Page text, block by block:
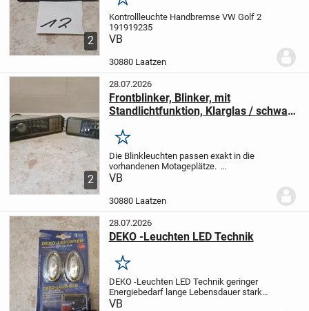
2
Merken
Kontrollleuchte Handbremse VW Golf 2
191919235
VB
30880 Laatzen
2
28.07.2026
Frontblinker, Blinker, mit
Standlichtfunktion, Klarglas / schwarz
Baujahr 09.1989-12.1992
Merken
Die Blinkleuchten passen exakt in die
vorhandenen Motageplätze.
eintragungsfrei mit E-Prüfzeichen
integriertes Standlicht
VB
30880 Laatzen
28.07.2026
DEKO -Leuchten LED Technik
Merken
DEKO -Leuchten LED Technik geringer
Energiebedarf lange Lebensdauerstarke
Leuchtkraft
VB